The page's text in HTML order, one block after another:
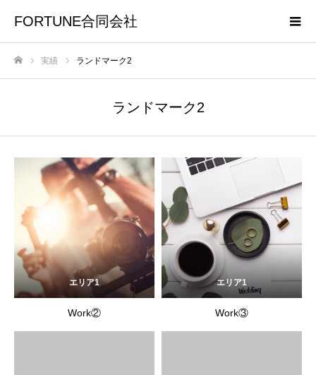
FORTUNE合同会社
実績 ランドマーク2
ランドマーク2
エリア1
Work②
エリア1
Work③